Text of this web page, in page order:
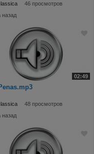
46 просмотров
назад
02:49
48 просмотров
назад